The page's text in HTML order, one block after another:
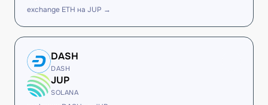
exchange ETH на JUP →
DASH
DASH
JUP
SOLANA